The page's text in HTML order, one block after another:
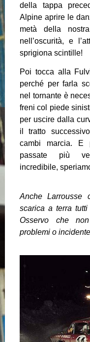
della tappa
Alpine aprire le
metà della
nell’oscurità, e
sprigiona scintille!
Poi tocca alla
perché per farla
nel tornante è
freni col piede
per uscire dalla
il tratto
cambi marcia. E
passate più
incredibile,
Anche
scarica a terra
Osservo che
problemi o